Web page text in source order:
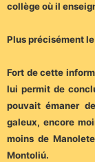
collège où il
Plus précisément
Fort de cette
lui permit de
pouvait émaner
galeux, encore
moins de
Montoliú.